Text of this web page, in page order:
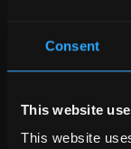
Consent
This website
This website